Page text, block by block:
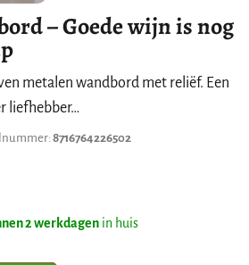
– Goede wijn is nog
metalen wandbord met reliëf. Een
liefhebber…
8716764226502
2 werkdagen in huis